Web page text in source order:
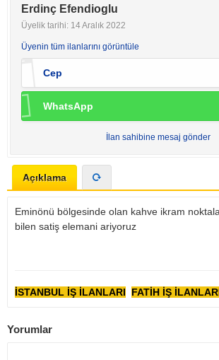
Erdinç Efendioglu
Üyelik tarihi: 14 Aralık 2022
Üyenin tüm ilanlarını görüntüle
Cep
WhatsApp
İlan sahibine mesaj gönder
Açıklama
Eminönü bölgesinde olan kahve ikram
bilen satiş elemani ariyoruz
İSTANBUL İŞ İLANLARI FATİH İŞ
Yorumlar